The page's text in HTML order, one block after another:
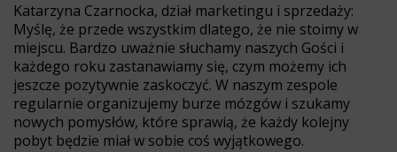
Katarzyna Czarnocka, dział marketingu i sprzedaży:
Myślę, że przede wszystkim dlatego, że nie stoimy w
miejscu. Bardzo uważnie słuchamy naszych Gości i
każdego roku zastanawiamy się, czym możemy ich
jeszcze pozytywnie zaskoczyć. W naszym zespole
regularnie organizujemy burze mózgów i szukamy
nowych pomysłów, które sprawią, że każdy kolejny
pobyt będzie miał w sobie coś wyjątkowego.